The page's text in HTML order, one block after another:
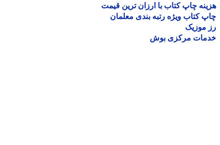
چاپ کتاب با ارزان ترین قیمت
کتاب ویژه رتبه بندی معلمان
موزیک
مرکزی بوش